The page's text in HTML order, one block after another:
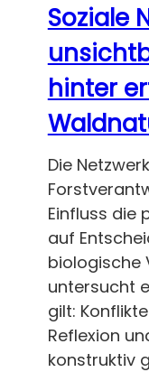
Soziale
hinter
Die
Einfluss die
auf
biologische
untersucht
gilt:
Reflexion
konstruktiv